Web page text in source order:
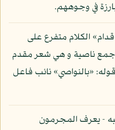
في وجوههم.
الكلام متفرع على
جمع ناصية و هي شعر مقدم
«بالنواصي» نائب فاعل
- يعرف المجرمون